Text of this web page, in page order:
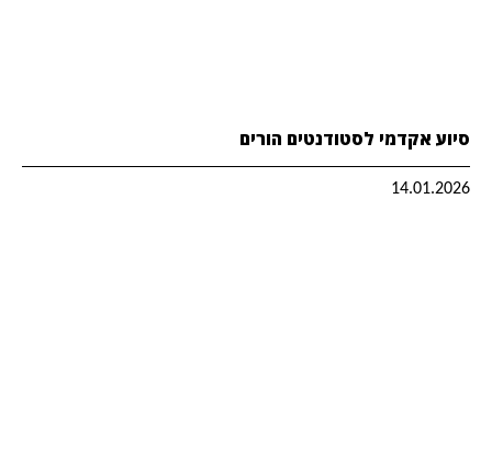
סיוע אקדמי לסטודנטים הורים
14.01.2026